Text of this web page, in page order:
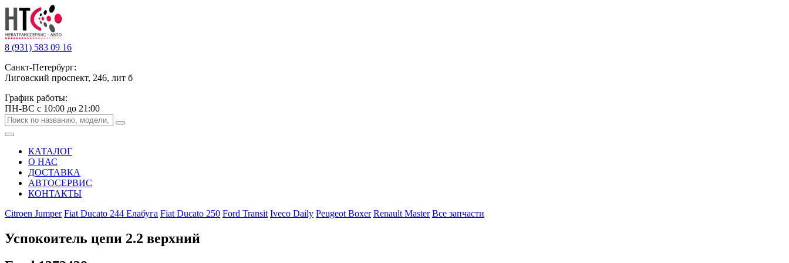
8 (931) 583 09 16
Санкт-Петербург:
Лиговский проспект, 246, лит б
График работы:
ПН-ВС с 10:00 до 21:00
КАТАЛОГ
О НАС
ДОСТАВКА
АВТОСЕРВИС
КОНТАКТЫ
Citroen Jumper Fiat Ducato 244 Елабуга Fiat Ducato 250 Ford Transit Iveco Daily Peugeot Boxer Renault Master Все запчасти
Успокоитель цепи 2.2 верхний